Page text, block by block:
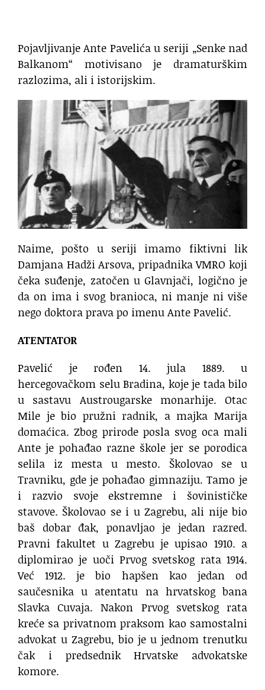
Pojavljivanje Ante Pavelića u seriji „Senke nad
Balkanom“ motivisano je dramaturškim
razlozima, ali i istorijskim.
Naime, pošto u seriji imamo fiktivni lik
Damjana Hadži Arsova, pripadnika VMRO koji
čeka suđenje, zatočen u Glavnjači, logično je
da on ima i svog branioca, ni manje ni više
nego doktora prava po imenu Ante Pavelić.
ATENTATOR
​Pavelić je rođen 14. jula 1889. u
hercegovačkom selu Bradina, koje je tada bilo
u sastavu Austrougarske monarhije. Otac
Mile je bio pružni radnik, a majka Marija
domaćica. Zbog prirode posla svog oca mali
Ante je pohađao razne škole jer se porodica
selila iz mesta u mesto. Školovao se u
Travniku, gde je pohađao gimnaziju. Tamo je
i razvio svoje ekstremne i šovinističke
stavove. Školovao se i u Zagrebu, ali nije bio
baš dobar đak, ponavljao je jedan razred.
Pravni fakultet u Zagrebu je upisao 1910. a
diplomirao je uoči Prvog svetskog rata 1914.
Već 1912. je bio hapšen kao jedan od
saučesnika u atentatu na hrvatskog bana
Slavka Cuvaja. Nakon Prvog svetskog rata
kreće sa privatnom praksom kao samostalni
advokat u Zagrebu, bio je u jednom trenutku
čak i predsednik Hrvatske advokatske
komore.